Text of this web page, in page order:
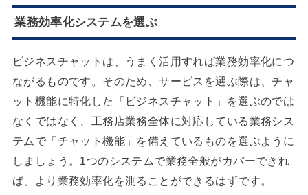
業務効率化システムを選ぶ
ビジネスチャットは、うまく活用すれば業務効率化につ
ながるものです。そのため、サービスを選ぶ際は、チャ
ット機能に特化した「ビジネスチャット」を選ぶのでは
なくではなく、工務店業務全体に対応している業務シス
テムで「チャット機能」を備えているものを選ぶように
しましょう。1つのシステムで業務全般がカバーできれ
ば、より業務効率化を測ることができるはずです。